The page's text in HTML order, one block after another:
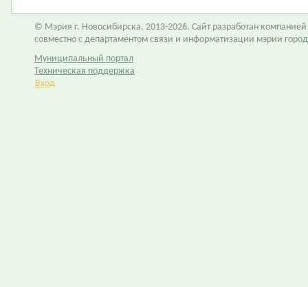
© Мэрия г. Новосибирска, 2013-2026. Сайт разработан компанией
совместно с департаментом связи и информатизации мэрии
Муниципальный портал
Техническая поддержка
Вход